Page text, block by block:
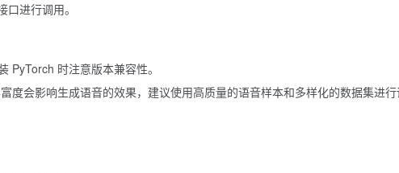
进行调用。
PyTorch 时注意版本兼容性。
度会影响生成语音的效果，建议使用高质量的语音样本和多样化的数据集进